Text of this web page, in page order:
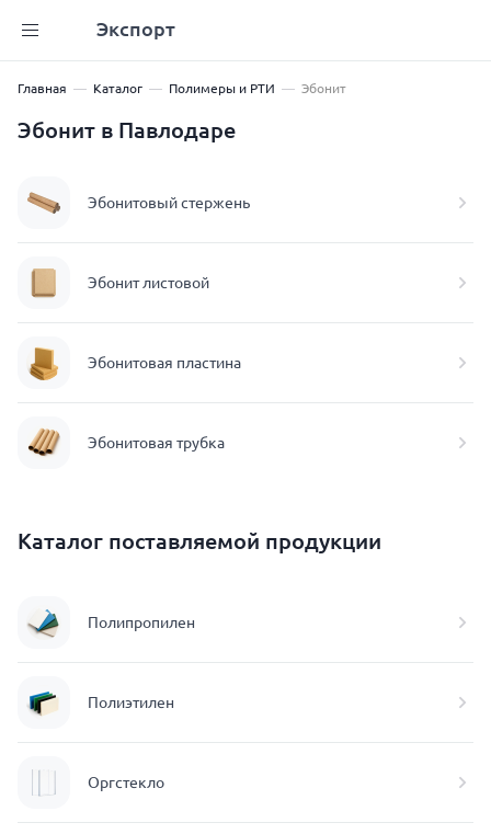
Экспорт
Главная Каталог Полимеры и РТИ Эбонит
Эбонит в Павлодаре
Эбонитовый стержень
Эбонит листовой
Эбонитовая пластина
Эбонитовая трубка
Каталог поставляемой продукции
Полипропилен
Полиэтилен
Оргстекло